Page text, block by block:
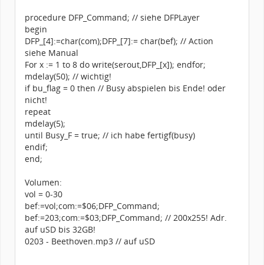
procedure DFP_Command; // siehe DFPLayer
begin
DFP_[4]:=char(com);DFP_[7]:= char(bef); // Action
siehe Manual
For x := 1 to 8 do write(serout,DFP_[x]); endfor;
mdelay(50); // wichtig!
if bu_flag = 0 then // Busy abspielen bis Ende! oder
nicht!
repeat
mdelay(5);
until Busy_F = true; // ich habe fertigf(busy)
endif;
end;
Volumen:
vol = 0-30
bef:=vol;com:=$06;DFP_Command;
bef:=203;com:=$03;DFP_Command; // 200x255! Adr.
auf uSD bis 32GB!
0203 - Beethoven.mp3 // auf uSD